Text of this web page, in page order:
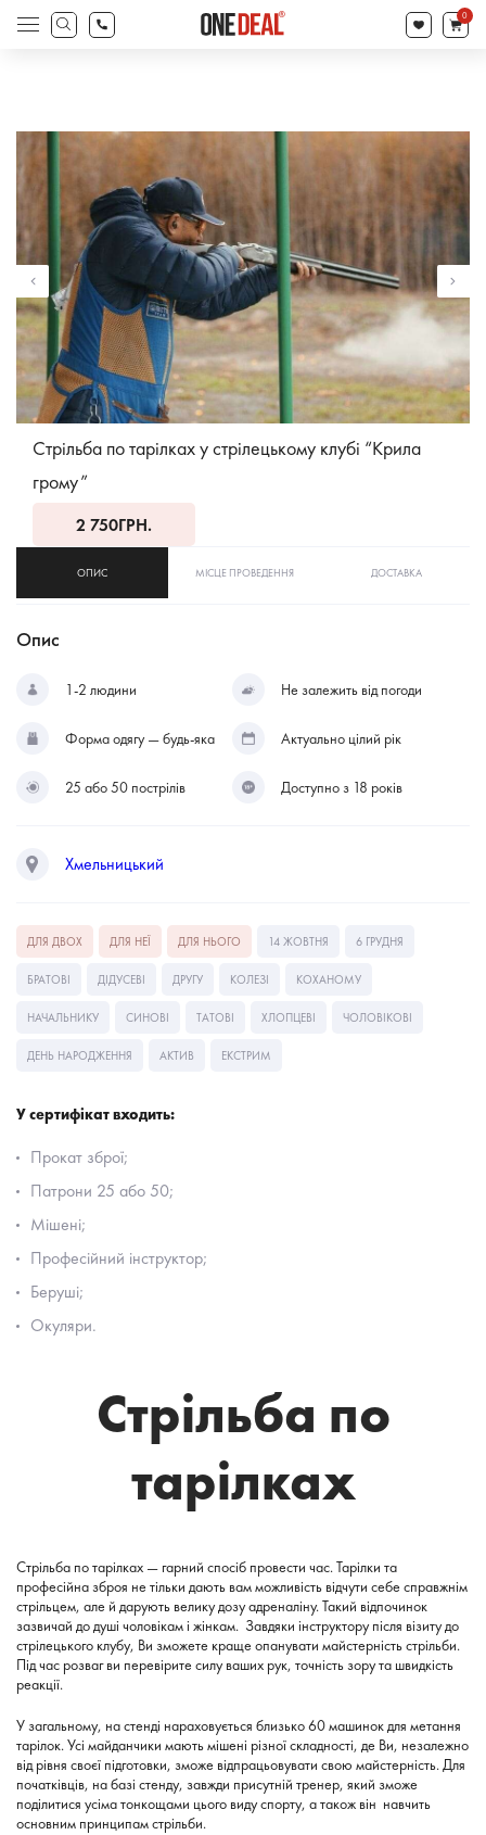
search
Products
search
0
Стрільба по тарілках у стрілецькому клубі “Крила
грому”
2 750ГРН.
ОПИС МІСЦЕ ПРОВЕДЕННЯ ДОСТАВКА
Опис
1-2 людини Не залежить від погоди
Форма одягу — будь-яка Актуально цілий рік
25 або 50 пострілів Доступно з 18 років
Хмельницький
ДЛЯ ДВОХ ДЛЯ НЕЇ ДЛЯ НЬОГО 14 ЖОВТНЯ 6 ГРУДНЯ
БРАТОВІ ДІДУСЕВІ ДРУГУ КОЛЕЗІ КОХАНОМУ
НАЧАЛЬНИКУ СИНОВІ ТАТОВІ ХЛОПЦЕВІ ЧОЛОВІКОВІ
ДЕНЬ НАРОДЖЕННЯ АКТИВ ЕКСТРИМ
У сертифікат входить:
Прокат зброї;
Патрони 25 або 50;
Мішені;
Професійний інструктор;
Беруші;
Окуляри.
Стрільба по
тарілках
Стрільба по тарілках — гарний спосіб провести час. Тарілки та
професійна зброя не тільки дають вам можливість відчути себе справжнім
стрільцем, але й дарують велику дозу адреналіну. Такий відпочинок
зазвичай до душі чоловікам і жінкам. Завдяки інструктору після візиту до
стрілецького клубу, Ви зможете краще опанувати майстерність стрільби.
Під час розваг ви перевірите силу ваших рук, точність зору та швидкість
реакції.
У загальному, на стенді нараховується близько 60 машинок для метання
тарілок. Усі майданчики мають мішені різної складності, де Ви, незалежно
від рівня своєї підготовки, зможе відпрацьовувати свою майстерність. Для
початківців, на базі стенду, завжди присутній тренер, який зможе
поділитися усіма тонкощами цього виду спорту, а також він навчить
основним принципам стрільби.